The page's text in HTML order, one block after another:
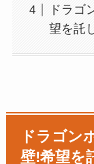
ドラゴ
望を託
ドラゴン
壁!希望を